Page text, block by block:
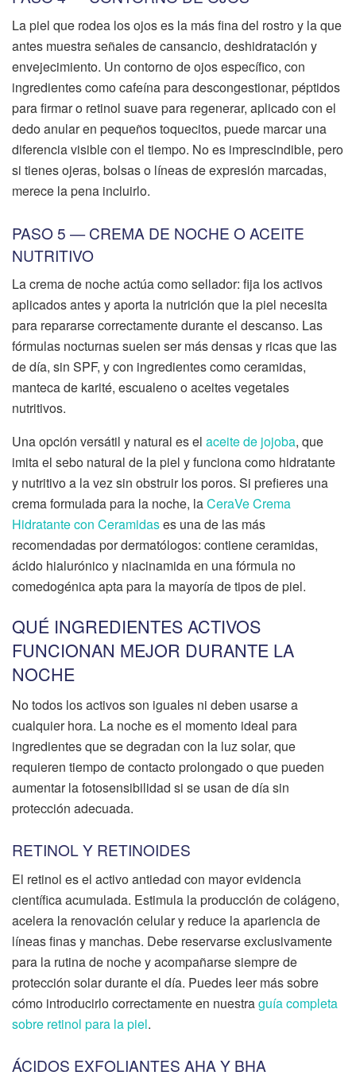
La piel que rodea los ojos es la más fina del rostro y la que
antes muestra señales de cansancio, deshidratación y
envejecimiento. Un contorno de ojos específico, con
ingredientes como cafeína para descongestionar, péptidos
para firmar o retinol suave para regenerar, aplicado con el
dedo anular en pequeños toquecitos, puede marcar una
diferencia visible con el tiempo. No es imprescindible, pero
si tienes ojeras, bolsas o líneas de expresión marcadas,
merece la pena incluirlo.
PASO 5 — CREMA DE NOCHE O ACEITE
NUTRITIVO
La crema de noche actúa como sellador: fija los activos
aplicados antes y aporta la nutrición que la piel necesita
para repararse correctamente durante el descanso. Las
fórmulas nocturnas suelen ser más densas y ricas que las
de día, sin SPF, y con ingredientes como ceramidas,
manteca de karité, escualeno o aceites vegetales
nutritivos.
Una opción versátil y natural es el aceite de jojoba, que
imita el sebo natural de la piel y funciona como hidratante
y nutritivo a la vez sin obstruir los poros. Si prefieres una
crema formulada para la noche, laCeraVe Crema
Hidratante con Ceramidases una de las más
recomendadas por dermatólogos: contiene ceramidas,
ácido hialurónico y niacinamida en una fórmula no
comedogénica apta para la mayoría de tipos de piel.
QUÉ INGREDIENTES ACTIVOS
FUNCIONAN MEJOR DURANTE LA
NOCHE
No todos los activos son iguales ni deben usarse a
cualquier hora. La noche es el momento ideal para
ingredientes que se degradan con la luz solar, que
requieren tiempo de contacto prolongado o que pueden
aumentar la fotosensibilidad si se usan de día sin
protección adecuada.
RETINOL Y RETINOIDES
El retinol es el activo antiedad con mayor evidencia
científica acumulada. Estimula la producción de colágeno,
acelera la renovación celular y reduce la apariencia de
líneas finas y manchas. Debe reservarse exclusivamente
para la rutina de noche y acompañarse siempre de
protección solar durante el día. Puedes leer más sobre
cómo introducirlo correctamente en nuestraguía completa
sobre retinol para la piel.
ÁCIDOS EXFOLIANTES AHA Y BHA